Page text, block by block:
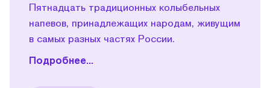
Пятнадцать традиционных колыбельных
напевов, принадлежащих народам, живущим
в самых разных частях России.
Подробнее...